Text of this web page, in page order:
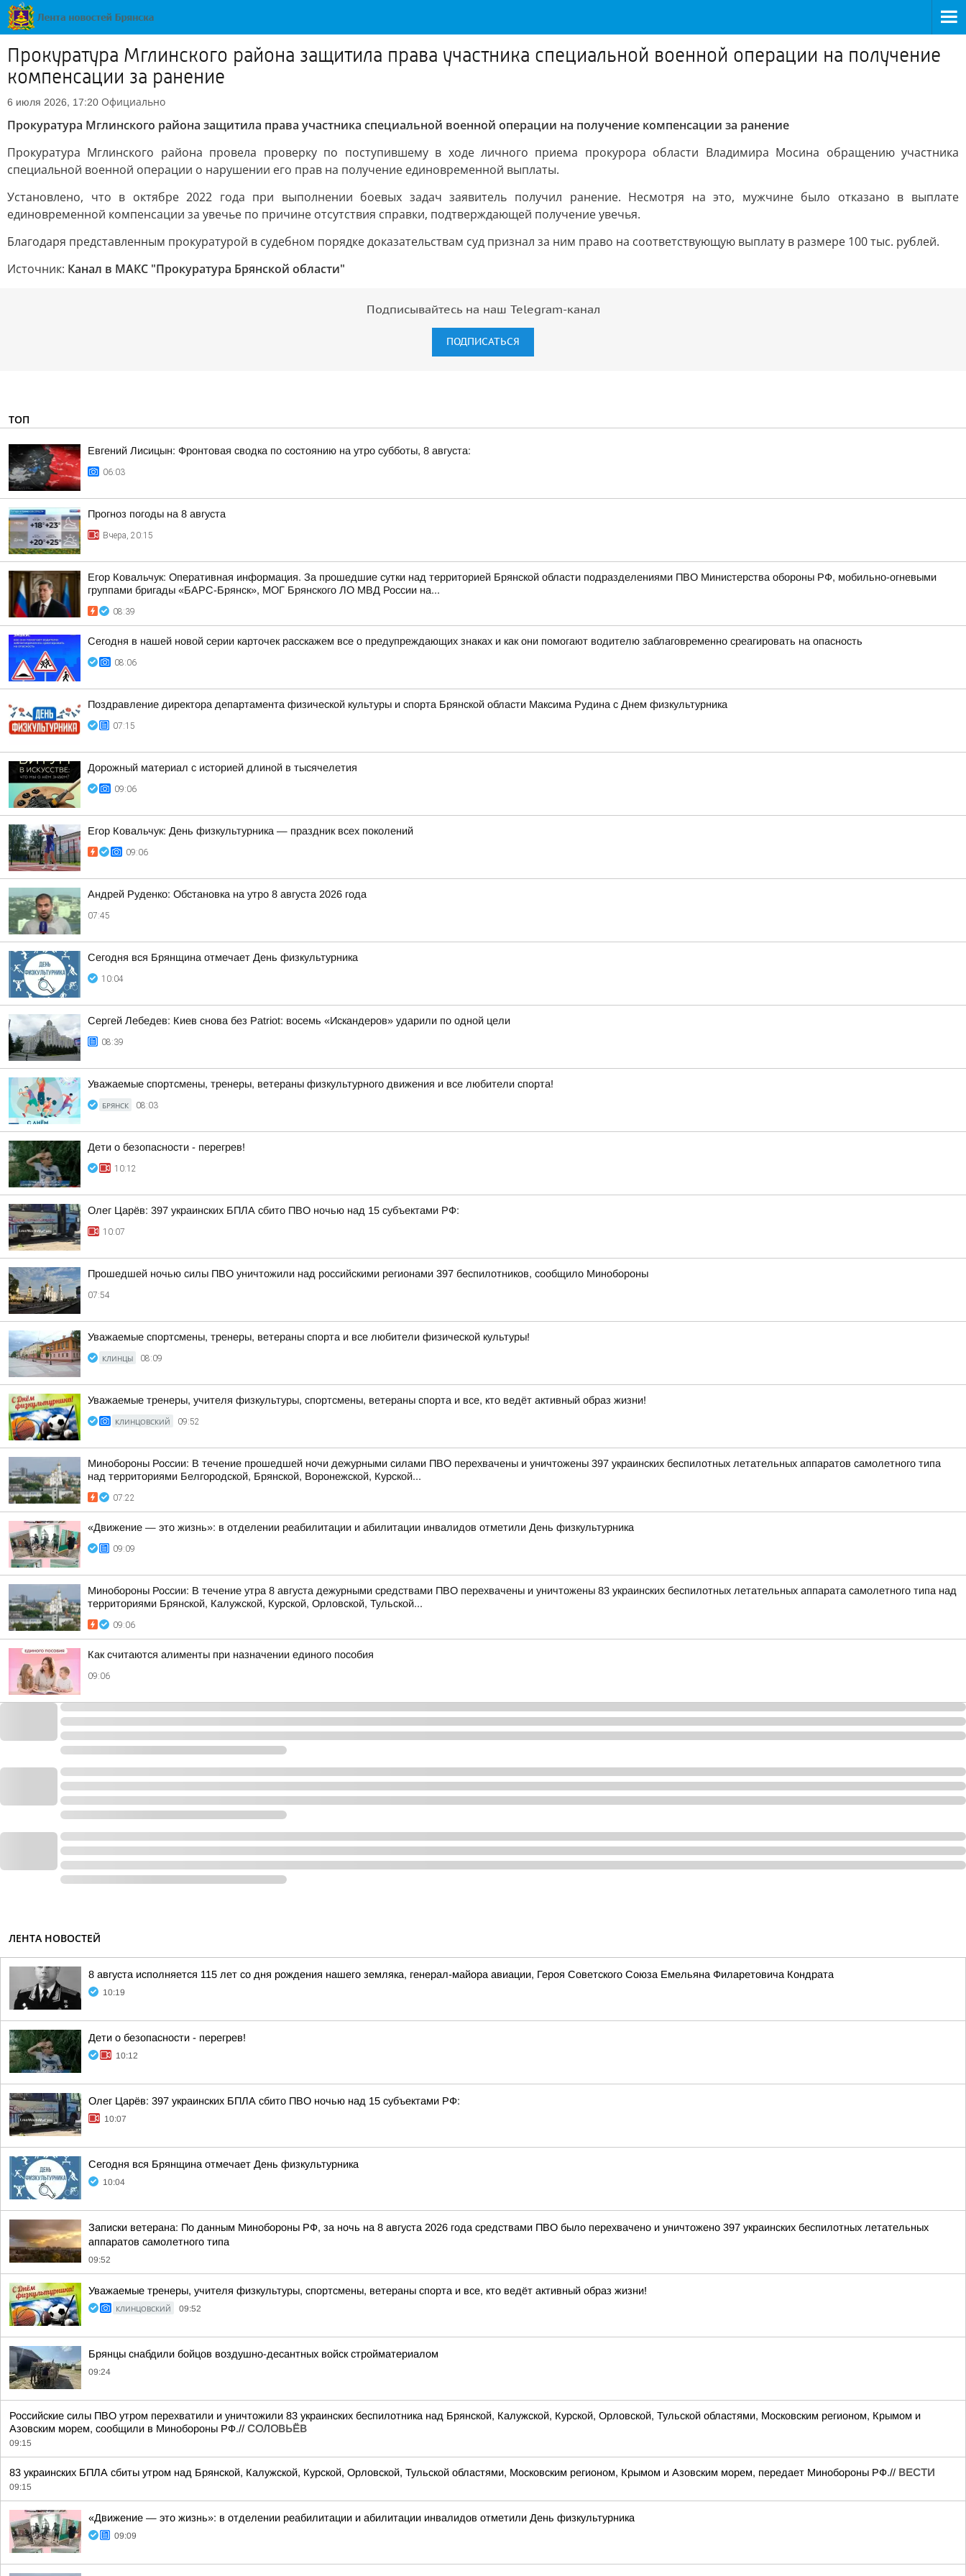
Прокуратура Мглинского района защитила права участника специальной военной операции на получение
компенсации за ранение
6 июля 2026, 17:20 Официально
Прокуратура Мглинского района защитила права участника специальной военной операции на получение компенсации за ранение
Прокуратура Мглинского района провела проверку по поступившему в ходе личного приема прокурора области Владимира Мосина обращению участника
специальной военной операции о нарушении его прав на получение единовременной выплаты.
Установлено, что в октябре 2022 года при выполнении боевых задач заявитель получил ранение. Несмотря на это, мужчине было отказано в выплате
единовременной компенсации за увечье по причине отсутствия справки, подтверждающей получение увечья.
Благодаря представленным прокуратурой в судебном порядке доказательствам суд признал за ним право на соответствующую выплату в размере 100 тыс. рублей.
Источник: Канал в МАКС "Прокуратура Брянской области"
Подписывайтесь на наш Telegram-канал
ПОДПИСАТЬСЯ
ТОП
Евгений Лисицын: Фронтовая сводка по состоянию на утро субботы, 8 августа:
06:03
Прогноз погоды на 8 августа
Вчера, 20:15
Егор Ковальчук: Оперативная информация. За прошедшие сутки над территорией Брянской области подразделениями ПВО Министерства обороны РФ, мобильно-огневыми
группами бригады «БАРС-Брянск», МОГ Брянского ЛО МВД России на...
08:39
Сегодня в нашей новой серии карточек расскажем все о предупреждающих знаках и как они помогают водителю заблаговременно среагировать на опасность
08:06
Поздравление директора департамента физической культуры и спорта Брянской области Максима Рудина с Днем физкультурника
07:15
Дорожный материал с историей длиной в тысячелетия
09:06
Егор Ковальчук: День физкультурника — праздник всех поколений
09:06
Андрей Руденко: Обстановка на утро 8 августа 2026 года
07:45
Сегодня вся Брянщина отмечает День физкультурника
10:04
Сергей Лебедев: Киев снова без Patriot: восемь «Искандеров» ударили по одной цели
08:39
Уважаемые спортсмены, тренеры, ветераны физкультурного движения и все любители спорта!
БРЯНСК 08:03
Дети о безопасности - перегрев!
10:12
Олег Царёв: 397 украинских БПЛА сбито ПВО ночью над 15 субъектами РФ:
10:07
Прошедшей ночью силы ПВО уничтожили над российскими регионами 397 беспилотников, сообщило Минобороны
07:54
Уважаемые спортсмены, тренеры, ветераны спорта и все любители физической культуры!
КЛИНЦЫ 08:09
Уважаемые тренеры, учителя физкультуры, спортсмены, ветераны спорта и все, кто ведёт активный образ жизни!
КЛИНЦОВСКИЙ 09:52
Минобороны России: В течение прошедшей ночи дежурными силами ПВО перехвачены и уничтожены 397 украинских беспилотных летательных аппаратов самолетного типа
над территориями Белгородской, Брянской, Воронежской, Курской...
07:22
«Движение — это жизнь»: в отделении реабилитации и абилитации инвалидов отметили День физкультурника
09:09
Минобороны России: В течение утра 8 августа дежурными средствами ПВО перехвачены и уничтожены 83 украинских беспилотных летательных аппарата самолетного типа над
территориями Брянской, Калужской, Курской, Орловской, Тульской...
09:06
Как считаются алименты при назначении единого пособия
09:06
ЛЕНТА НОВОСТЕЙ
8 августа исполняется 115 лет со дня рождения нашего земляка, генерал-майора авиации, Героя Советского Союза Емельяна Филаретовича Кондрата
10:19
Дети о безопасности - перегрев!
10:12
Олег Царёв: 397 украинских БПЛА сбито ПВО ночью над 15 субъектами РФ:
10:07
Сегодня вся Брянщина отмечает День физкультурника
10:04
Записки ветерана: По данным Минобороны РФ, за ночь на 8 августа 2026 года средствами ПВО было перехвачено и уничтожено 397 украинских беспилотных летательных
аппаратов самолетного типа
09:52
Уважаемые тренеры, учителя физкультуры, спортсмены, ветераны спорта и все, кто ведёт активный образ жизни!
КЛИНЦОВСКИЙ 09:52
Брянцы снабдили бойцов воздушно-десантных войск стройматериалом
09:24
Российские силы ПВО утром перехватили и уничтожили 83 украинских беспилотника над Брянской, Калужской, Курской, Орловской, Тульской областями, Московским регионом, Крымом и
Азовским морем, сообщили в Минобороны РФ.// СОЛОВЬЁВ
09:15
83 украинских БПЛА сбиты утром над Брянской, Калужской, Курской, Орловской, Тульской областями, Московским регионом, Крымом и Азовским морем, передает Минобороны РФ.// ВЕСТИ
09:15
«Движение — это жизнь»: в отделении реабилитации и абилитации инвалидов отметили День физкультурника
09:09